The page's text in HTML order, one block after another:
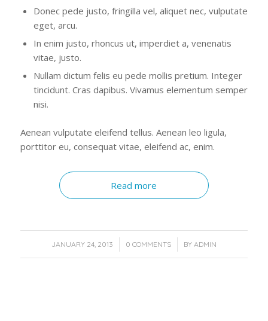
Donec pede justo, fringilla vel, aliquet nec, vulputate
eget, arcu.
In enim justo, rhoncus ut, imperdiet a, venenatis
vitae, justo.
Nullam dictum felis eu pede mollis pretium. Integer
tincidunt. Cras dapibus. Vivamus elementum semper
nisi.
Aenean vulputate eleifend tellus. Aenean leo ligula,
porttitor eu, consequat vitae, eleifend ac, enim.
Read more
JANUARY 24, 2013
/ 0 COMMENTS
/ BY ADMIN